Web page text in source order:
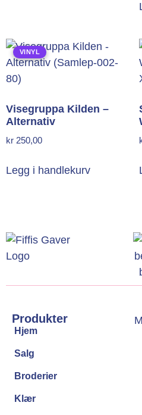
VINYL
Visegruppa Kilden –
Alternativ
kr 250,00
Legg i handlekurv
Produkter
Hjem
Salg
Broderier
Klær